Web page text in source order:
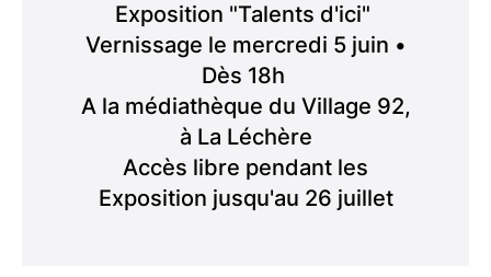
Exposition "Talents d'ici"
Vernissage le mercredi 5 juin •
Dès 18h
A la médiathèque du Village 92,
à La Léchère
Accès libre pendant les
Exposition jusqu'au 26 juillet